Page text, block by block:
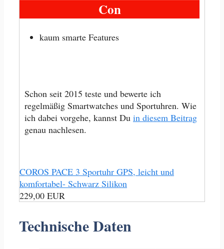
Con
kaum smarte Features
Schon seit 2015 teste und bewerte ich
regelmäßig Smartwatches und Sportuhren. Wie
ich dabei vorgehe, kannst Du in diesem Beitrag
genau nachlesen.
COROS PACE 3 Sportuhr GPS, leicht und
komfortabel- Schwarz Silikon
229,00 EUR
Technische Daten